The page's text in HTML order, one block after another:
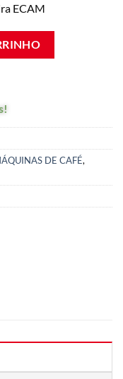
ECAM
Intensa Ecam
DE CAFÉ,